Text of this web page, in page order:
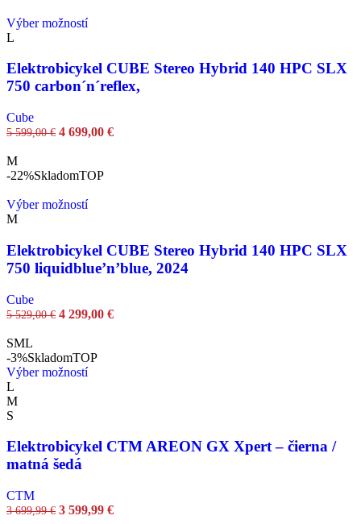
Výber možností
L
Elektrobicykel CUBE Stereo Hybrid 140 HPC SLX
750 carbon´n´reflex,
Cube
5 599,00€ 4 699,00 €
M
-22%SkladomTOP
Výber možností
M
Elektrobicykel CUBE Stereo Hybrid 140 HPC SLX
750 liquidblue’n’blue, 2024
Cube
5 529,00€ 4 299,00 €
SML
-3%SkladomTOP
Výber možností
L
M
S
Elektrobicykel CTM AREON GX Xpert – čierna /
matná šedá
CTM
3 699,99€ 3 599,99 €